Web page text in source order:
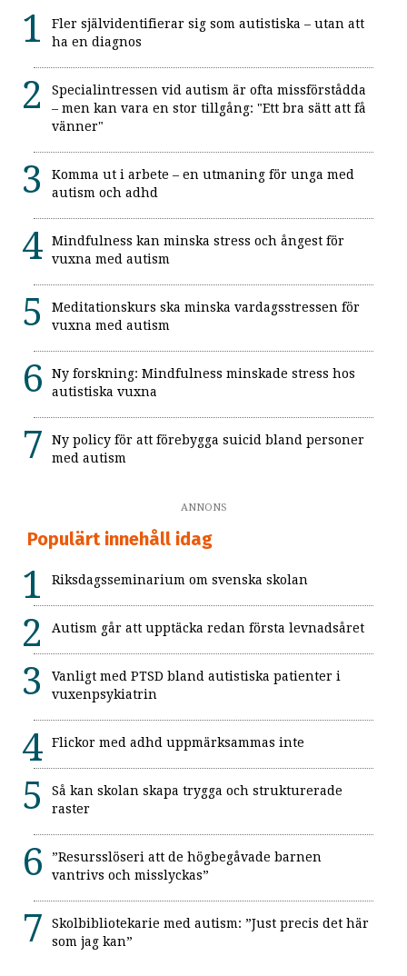
Fler självidentifierar sig som autistiska – utan att
ha en diagnos
Specialintressen vid autism är ofta missförstådda
– men kan vara en stor tillgång: "Ett bra sätt att få
vänner"
Komma ut i arbete – en utmaning för unga med
autism och adhd
Mindfulness kan minska stress och ångest för
vuxna med autism
Meditationskurs ska minska vardagsstressen för
vuxna med autism
Ny forskning: Mindfulness minskade stress hos
autistiska vuxna
Ny policy för att förebygga suicid bland personer
med autism
ANNONS
Populärt innehåll idag
Riksdagsseminarium om svenska skolan
Autism går att upptäcka redan första levnadsåret
Vanligt med PTSD bland autistiska patienter i
vuxenpsykiatrin
Flickor med adhd uppmärksammas inte
Så kan skolan skapa trygga och strukturerade
raster
”Resursslöseri att de högbegåvade barnen
vantrivs och misslyckas”
Skolbibliotekarie med autism: ”Just precis det här
som jag kan”